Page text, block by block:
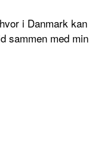
i Danmark kan
sammen med min